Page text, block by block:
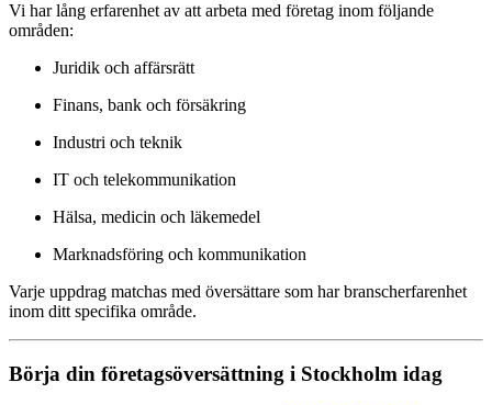
Vi har lång erfarenhet av att arbeta med företag inom följande
områden:
Juridik och affärsrätt
Finans, bank och försäkring
Industri och teknik
IT och telekommunikation
Hälsa, medicin och läkemedel
Marknadsföring och kommunikation
Varje uppdrag matchas med översättare som har branscherfarenhet
inom ditt specifika område.
Börja din företagsöversättning i Stockholm idag